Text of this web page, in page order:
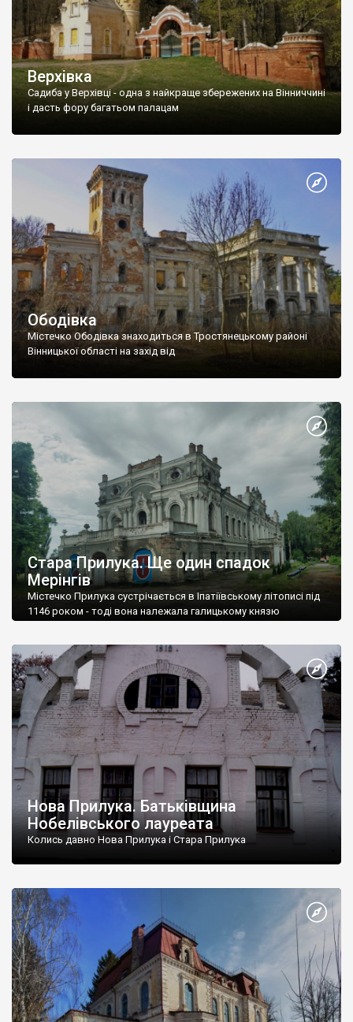
Верхівка
Садиба у Верхівці - одна з найкраще збережених на Вінниччині
і дасть фору багатьом палацам
Ободівка
Містечко Ободівка знаходиться в Тростянецькому районі
Вінницької області на захід від
Стара Прилука. Ще один спадок
Мерінгів
Містечко Прилука сустрічається в Іпатіївському літописі під
1146 роком - тоді вона належала галицькому князю
Нова Прилука. Батьківщина
Нобелівського лауреата
Колись давно Нова Прилука і Стара Прилука